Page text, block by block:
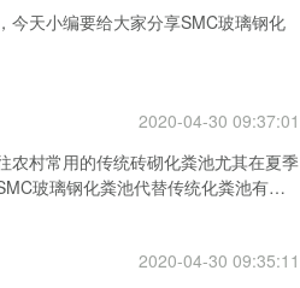
今天小编要给大家分享SMC玻璃钢化
2020-04-30 09:37:01
农村常用的传统砖砌化粪池尤其在夏季
玻璃钢化粪池代替传统化粪池有哪
2020-04-30 09:35:11